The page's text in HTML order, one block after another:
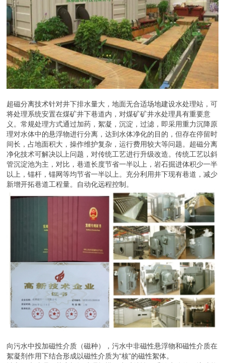
超磁分离技术针对井下排水量大，地面无合适场地建设水处理站，可
将处理系统安置在煤矿井下巷道内，对煤矿矿井水处理具有重要意
义。常规处理方式通过加药，絮凝，沉淀，过滤，即采用重力沉降原
理对水体中的悬浮物进行分离，达到水体净化的目的，但存在停留时
间长，占地面积大，操作维护复杂，运行费用较大等问题。超磁分离
净化技术可解决以上问题，对传统工艺进行升级改造。传统工艺以斜
管沉淀池为主，对比，巷道长度节省一半以上，岩石掘进体积少一半
以上，锚杆，锚网等均节省一半以上。充分利用井下现有巷道，减少
新增开拓巷道工程量。自动化远程控制。
向污水中投加磁性介质（磁种），污水中非磁性悬浮物和磁性介质在
絮凝剂作用下结合形成以磁性介质为“核”的磁性絮体。